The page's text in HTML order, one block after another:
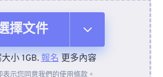
擇文件
裝置
小 1GB.報名更多內容